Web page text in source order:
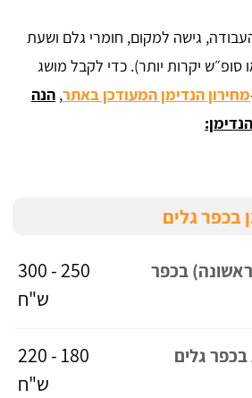
גישה למקום, חומרי גלם ושעת
סופ״ש יקרות יותר). כדי לקבל מושג
מחירון הנדימן המעודכן באתר, הנה
בכפר גלים
בכפר
250 - 300
ש"ח
גלים
180 - 220
ש"ח